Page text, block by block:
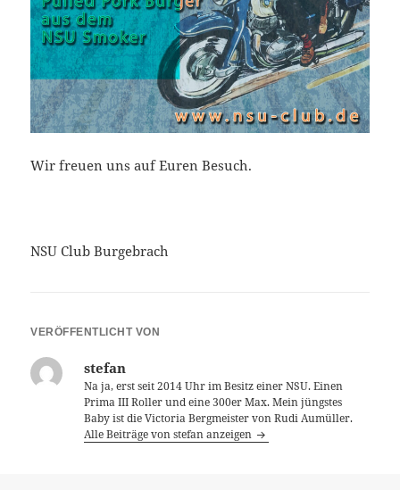
Wir freuen uns auf Euren Besuch.
NSU Club Burgebrach
VERÖFFENTLICHT VON
stefan
Na ja, erst seit 2014 Uhr im Besitz einer NSU. Einen
Prima III Roller und eine 300er Max. Mein jüngstes
Baby ist die Victoria Bergmeister von Rudi Aumüller.
Alle Beiträge von stefan anzeigen